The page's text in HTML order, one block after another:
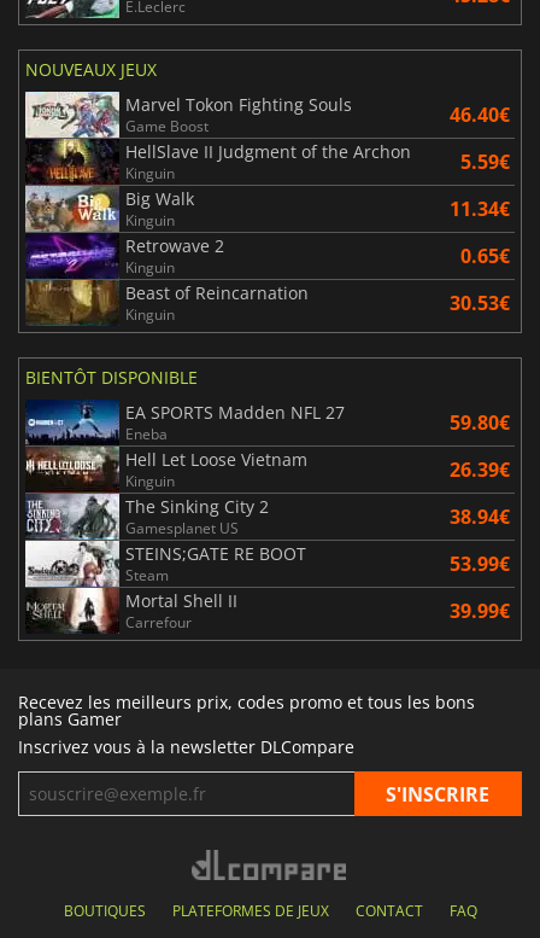
E.Leclerc
NOUVEAUX JEUX
Marvel Tokon Fighting Souls
Game Boost 46.40€
HellSlave II Judgment of the Archon
Kinguin 5.59€
Big Walk
Kinguin 11.34€
Retrowave 2
Kinguin 0.65€
Beast of Reincarnation
Kinguin 30.53€
BIENTÔT DISPONIBLE
EA SPORTS Madden NFL 27
Eneba 59.80€
Hell Let Loose Vietnam
Kinguin 26.39€
The Sinking City 2
Gamesplanet US 38.94€
STEINS;GATE RE BOOT
Steam 53.99€
Mortal Shell II
Carrefour 39.99€
Recevez les meilleurs prix, codes promo et tous les bons
plans Gamer
Inscrivez vous à la newsletter DLCompare
BOUTIQUES PLATEFORMES DE JEUX CONTACT FAQ